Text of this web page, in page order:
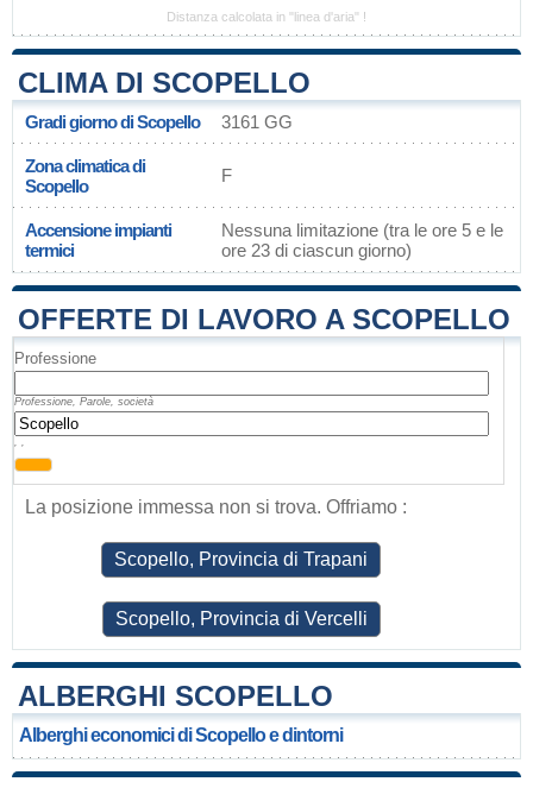
Distanza calcolata in "linea d'aria" !
CLIMA DI SCOPELLO
Gradi giorno di Scopello 3161 GG
Zona climatica di
Scopello
F
Accensione impianti
termici
Nessuna limitazione (tra le ore 5 e le
ore 23 di ciascun giorno)
OFFERTE DI LAVORO A SCOPELLO
Professione
Professione, Parole, società
, ,
La posizione immessa non si trova. Offriamo :
Scopello, Provincia di Trapani
Scopello, Provincia di Vercelli
ALBERGHI SCOPELLO
Alberghi economici di Scopello e dintorni